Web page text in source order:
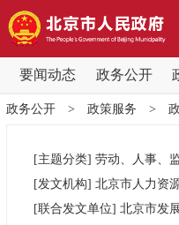
要闻动态 政务公开
要闻动态
党中央精神
北京要闻
政务公开> 政策服务 >
[主题分类] 劳动、人事、
[发文机构] 北京市人力资
[联合发文单位] 北京市发